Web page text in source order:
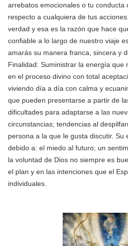
arrebatos emocionales o tu conducta
respecto a cualquiera de tus
verdad y esa es la razón que hace
confiable a lo largo de nuestro viaje
amarás su manera franca, sincera y
Finalidad: Suministrar la energía que
en el proceso divino con total
viviendo día a día con calma y
que pueden presentarse a partir de
dificultades para adaptarse a las
circunstancias; tendencias al
persona a la que le gusta discutir. Su
debido a: el miedo al futuro; un
la voluntad de Dios no siempre es
el plan y en las intenciones que el
individuales.